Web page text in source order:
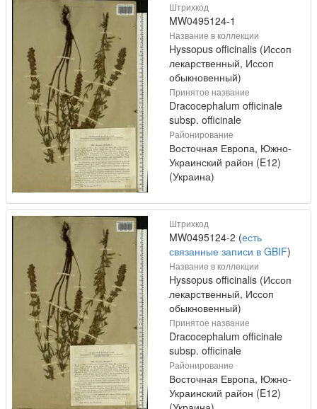
Штрихкод
MW0495124-1
Название в коллекции
Hyssopus officinalis (Иссоп
лекарственный, Иссоп
обыкновенный)
Принятое название
Dracocephalum officinale
subsp. officinale
Районирование
Восточная Европа, Южно-
Украинский район (E12)
(Украина)
Штрихкод
MW0495124-2 (есть
связанные записи в GBIF)
Название в коллекции
Hyssopus officinalis (Иссоп
лекарственный, Иссоп
обыкновенный)
Принятое название
Dracocephalum officinale
subsp. officinale
Районирование
Восточная Европа, Южно-
Украинский район (E12)